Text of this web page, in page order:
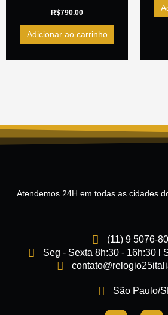
R$790.00
Adicionar ao carrinho
Atendemos 24H em todas as cidades
(11) 9 5076-
Seg - Sexta 8h:30 - 16h:30 l
São Paulo/